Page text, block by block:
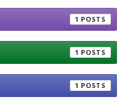
1
1
1